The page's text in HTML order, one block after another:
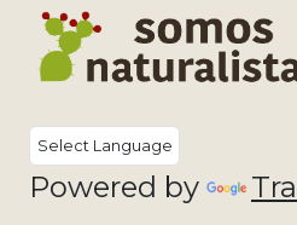
Powered by